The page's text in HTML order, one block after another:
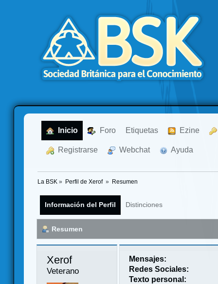
Inicio Foro Etiquetas Ezine
Registrarse Webchat Ayuda
La BSK » Perfil de Xerof » Resumen
Información del Perfil Distinciones
Resumen
Xerof
Veterano
Mensajes:
Redes Sociales:
Texto personal: